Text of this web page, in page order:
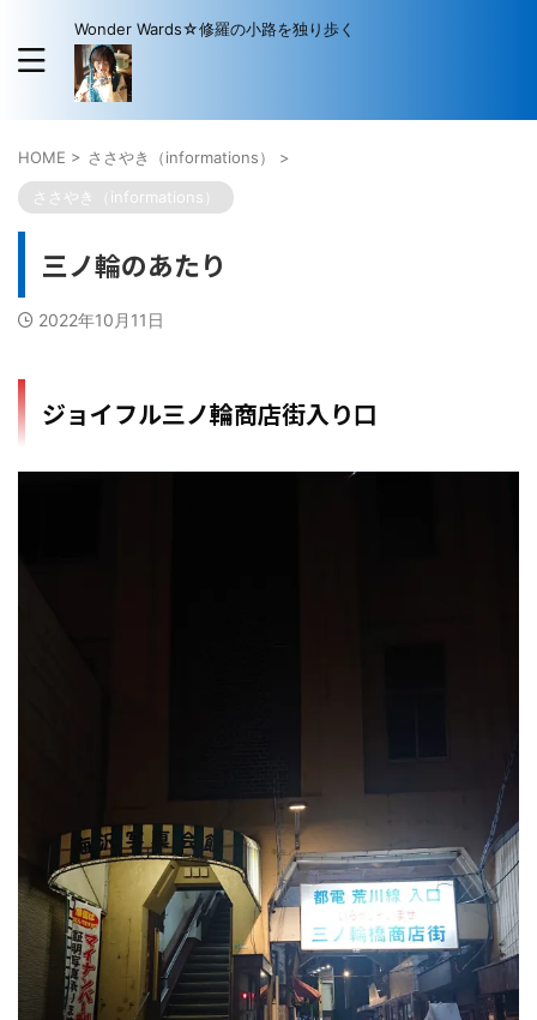
Wonder Wards☆修羅の小路を独り歩く
HOME > ささやき（informations） >
ささやき（informations）
三ノ輪のあたり
2022年10月11日
ジョイフル三ノ輪商店街入り口